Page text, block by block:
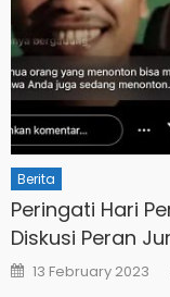
Berita
Peringati Hari
Diskusi Peran
Posted
on
13 February 2023